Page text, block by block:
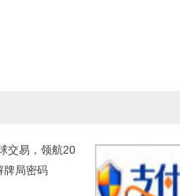
交易，领航20
牌局密码